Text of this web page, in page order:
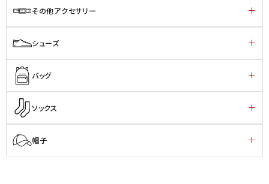
その他アクセサリー
シューズ
バッグ
ソックス
帽子